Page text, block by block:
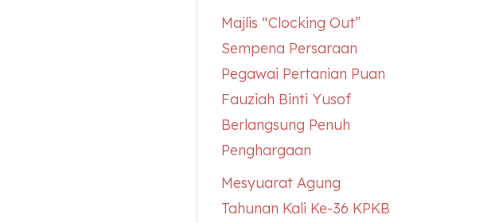
Majlis “Clocking Out”
Sempena Persaraan
Pegawai Pertanian Puan
Fauziah Binti Yusof
Berlangsung Penuh
Penghargaan
Mesyuarat Agung
Tahunan Kali Ke-36 KPKB